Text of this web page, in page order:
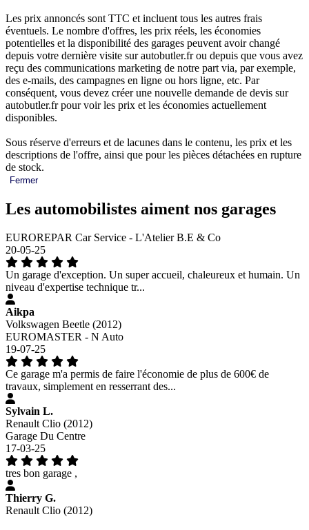
Les prix annoncés sont TTC et incluent tous les autres frais
éventuels. Le nombre d'offres, les prix réels, les économies
potentielles et la disponibilité des garages peuvent avoir changé
depuis votre dernière visite sur autobutler.fr ou depuis que vous avez
reçu des communications marketing de notre part via, par exemple,
des e-mails, des campagnes en ligne ou hors ligne, etc. Par
conséquent, vous devez créer une nouvelle demande de devis sur
autobutler.fr pour voir les prix et les économies actuellement
disponibles.
Sous réserve d'erreurs et de lacunes dans le contenu, les prix et les
descriptions de l'offre, ainsi que pour les pièces détachées en rupture
de stock.
Fermer
Les automobilistes aiment nos garages
EUROREPAR Car Service - L'Atelier B.E & Co
20-05-25
Un garage d'exception. Un super accueil, chaleureux et humain. Un
niveau d'expertise technique tr...
Aikpa
Volkswagen Beetle (2012)
EUROMASTER - N Auto
19-07-25
Ce garage m'a permis de faire l'économie de plus de 600€ de
travaux, simplement en resserrant des...
Sylvain L.
Renault Clio (2012)
Garage Du Centre
17-03-25
tres bon garage ,
Thierry G.
Renault Clio (2012)